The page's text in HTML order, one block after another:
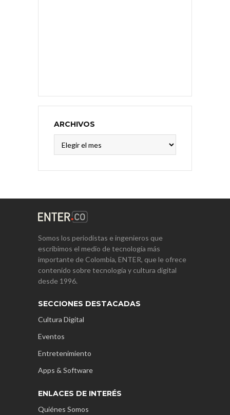
ARCHIVOS
Somos los periodistas e ingenieros que
escribimos el medio de tecnología más
importante de Colombia, ENTER, que le ofrece
contenido sobre tecnología y cultura digital
desde 1996.
SECCIONES DESTACADAS
Cultura Digital
Eventos
Entretenimiento
Apps & Software
ENLACES DE INTERÉS
Quiénes Somos